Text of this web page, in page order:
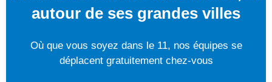
autour de ses grandes villes
Où que vous soyez dans le 11, nos équipes se
déplacent gratuitement chez-vous